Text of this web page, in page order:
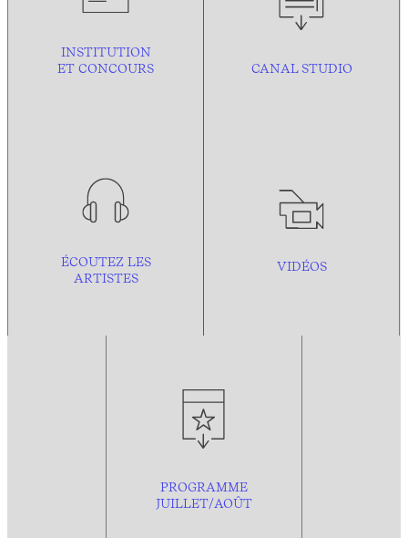
INSTITUTION
ET CONCOURS
CANAL STUDIO
ÉCOUTEZ LES
ARTISTES
VIDÉOS
PROGRAMME
JUILLET/AOÛT